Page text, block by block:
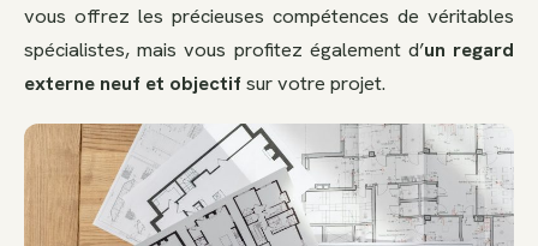
vous offrez les précieuses compétences de véritables
spécialistes, mais vous profitez également d’un regard
externe neuf et objectifsur votre projet.